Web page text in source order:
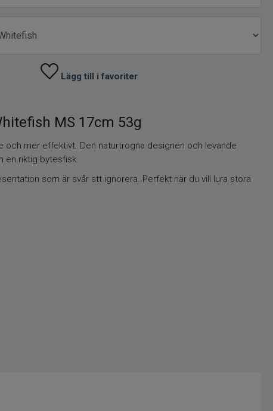
Lägg till i favoriter
MS 17cm 53g
och mer effektivt. Den naturtrogna designen och levande
en riktig bytesfisk.
som är svår att ignorera. Perfekt när du vill lura stora